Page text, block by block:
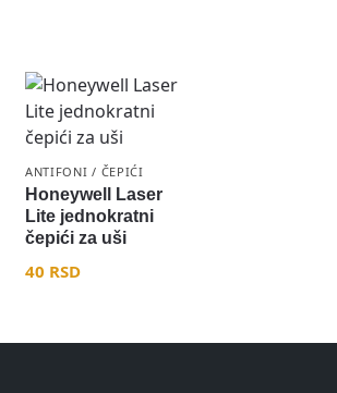
ANTIFONI / ČEPIĆI
Honeywell Laser
Lite jednokratni
čepići za uši
40 RSD